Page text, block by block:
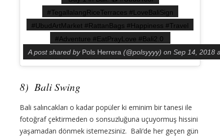
#TegallalangRiceTerraces #LoveBaliSign
#UbudArtMarket #RattanBags #Happiness #Travel
#Adventure #EatPrayLove #Bali2.0
A post shared by Pols Herrera (@polsyyyy) on Sep 14, 2018
8) Bali Swing
Bali salıncakları o kadar popüler ki eminim bir tanesi ile
fotoğraf çektirmeden o sonsuzluğuna uçuyormuş hissini
yaşamadan dönmek istemezsiniz. Bali’de her geçen gün